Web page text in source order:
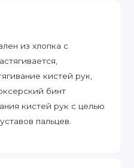
из хлопка с
кистей рук,
бинт
кистей рук с целью
пальцев.